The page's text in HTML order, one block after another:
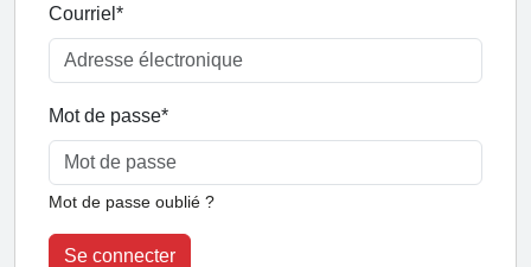
Courriel *
Mot de passe*
Mot de passe oublié ?
Se connecter